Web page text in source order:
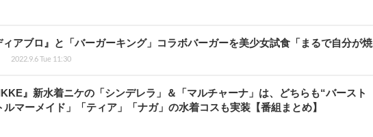
アブロ』と「バーガーキング」コラボバーガーを美少女試食「まるで自分が焼
2022.9.6 Tue 11:30
』新水着ニケの「シンデレラ」＆「マルチャーナ」は、どちらも“バースト
ルマーメイド」「ティア」「ナガ」の水着コスも実装【番組まとめ】